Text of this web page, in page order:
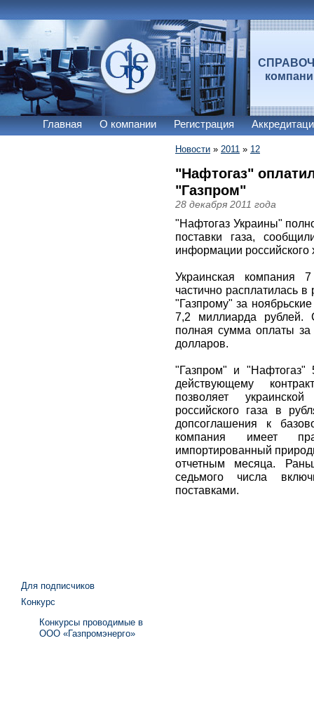
Главная О компании Регистрация
Новости » 2011 » 12
"Нафтогаз"
"Газпром"
28 декабря 2011 года
"Нафтогаз Украины"
поставки газа,
информации российского
Украинская компания
частично расплатилась в
"Газпрому" за
7,2 миллиарда рублей.
полная сумма оплаты за
долларов.
"Газпром" и "Нафтогаз"
действующему
позволяет
российского газа в
допсоглашения к
компания имеет
импортированный
отчетным месяца.
седьмого числа
поставками.
Для подписчиков
Конкурс
Конкурсы проводимые в
ООО «Газпромэнерго»